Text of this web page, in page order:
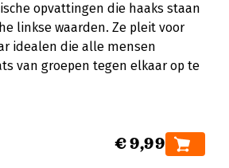
opvattingen die haaks staan
linkse waarden. Ze pleit voor
idealen die alle mensen
van groepen tegen elkaar op te
€ 9,99